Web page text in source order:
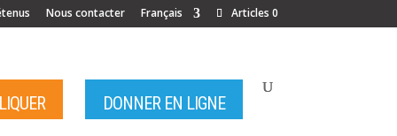
Nous contacter Français Articles 0
DONNER EN LIGNE